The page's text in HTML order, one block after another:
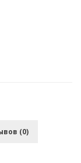
(0)